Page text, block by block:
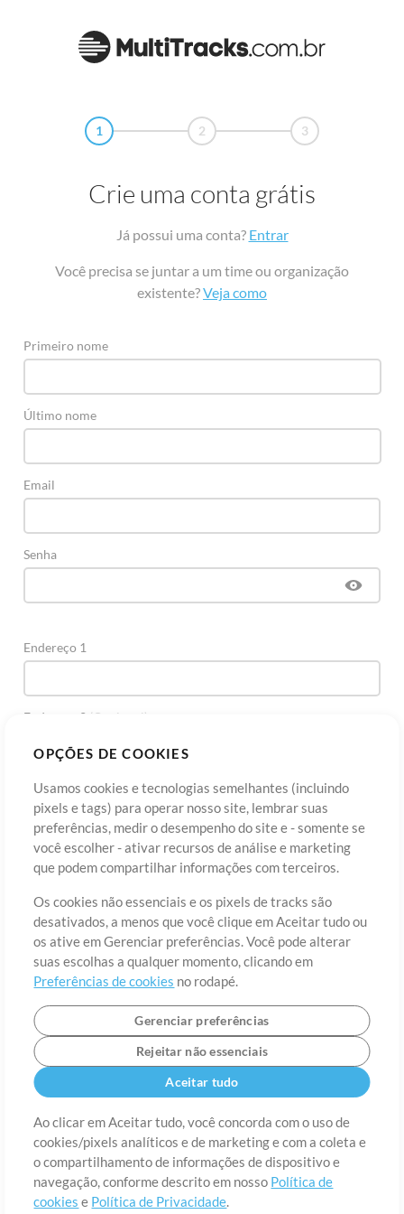
OPÇÕES DE COOKIES
Usamos cookies e tecnologias semelhantes (incluindo
pixels e tags) para operar nosso site, lembrar suas
preferências, medir o desempenho do site e - somente se
você escolher - ativar recursos de análise e marketing
que podem compartilhar informações com terceiros.
Os cookies não essenciais e os pixels de tracks são
desativados, a menos que você clique em Aceitar tudo ou
os ative em Gerenciar preferências. Você pode alterar
suas escolhas a qualquer momento, clicando em
Preferências de cookies no rodapé.
Gerenciar preferências
Rejeitar não essenciais
Aceitar tudo
Ao clicar em Aceitar tudo, você concorda com o uso de
cookies/pixels analíticos e de marketing e com a coleta e
o compartilhamento de informações de dispositivo e
navegação, conforme descrito em nosso Política de
cookies e Política de Privacidade.
1 2 3
Crie uma conta grátis
Já possui uma conta? Entrar
Você precisa se juntar a um time ou organização
existente?Veja como
Primeiro nome
Último nome
Email
Senha
Endereço 1
Endereço 2 (Opcional)
Cidade
País CEP
Estado Idioma
Sobre Termos de Uso Política de Privacidade
Preferências de
cookies
Contato
©2006-2026 por MultiTracks LLC. Todos os Direitos Reservados.